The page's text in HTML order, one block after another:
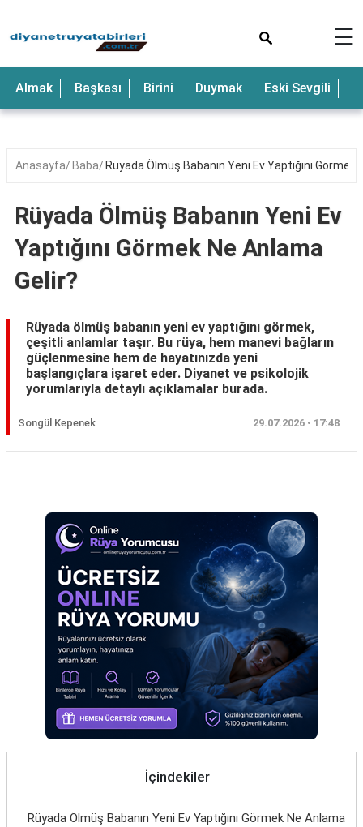
Anne
Bebek
Çocuk
Deniz
Düğün
Erkek
Eski
Gelin
Hamile
İletişim
☰
Almak Başkası Birini Duymak Eski Sevgili
Anasayfa Baba Rüyada Ölmüş Babanın Yeni Ev Yaptığını Görmek
Rüyada Ölmüş Babanın Yeni Ev
Yaptığını Görmek Ne Anlama
Gelir?
Rüyada ölmüş babanın yeni ev yaptığını görmek,
çeşitli anlamlar taşır. Bu rüya, hem manevi bağların
güçlenmesine hem de hayatınızda yeni
başlangıçlara işaret eder. Diyanet ve psikolojik
yorumlarıyla detaylı açıklamalar burada.
Songül Kepenek 29.07.2026 • 17:48
İçindekiler
Rüyada Ölmüş Babanın Yeni Ev Yaptığını Görmek Ne Anlama